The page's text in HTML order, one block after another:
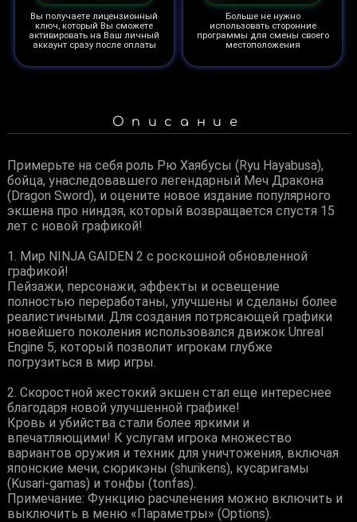
Вы получаете лицензионный
ключ, который Вы сможете
активировать на Ваш личный
аккаунт сразу после оплаты
Больше не нужно
использовать сторонние
программы для смены своего
местоположения
Описание
Примерьте на себя роль Рю Хаябусы (Ryu Hayabusa),
бойца, унаследовавшего легендарный Меч Дракона
(Dragon Sword), и оцените новое издание популярного
экшена про ниндзя, который возвращается спустя 15
лет с новой графикой!
1. Мир NINJA GAIDEN 2 с роскошной обновленной
графикой!
Пейзажи, персонажи, эффекты и освещение
полностью переработаны, улучшены и сделаны более
реалистичными. Для создания потрясающей графики
новейшего поколения использовался движок Unreal
Engine 5, который позволит игрокам глубже
погрузиться в мир игры.
2. Скоростной жестокий экшен стал еще интереснее
благодаря новой улучшенной графике!
Кровь и убийства стали более яркими и
впечатляющими! К услугам игрока множество
вариантов оружия и техник для уничтожения, включая
японские мечи, сюрикэны (shurikens), кусаригамы
(Kusari-gamas) и тонфы (tonfas).
Примечание: Функцию расчленения можно включить и
выключить в меню «Параметры» (Options).